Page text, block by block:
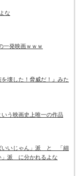
な
一発映画ｗｗｗ
壊した！脅威だ！』みた
う映画史上唯一の作品
いいじゃん」派 と 「細
」派 に分かれるよな